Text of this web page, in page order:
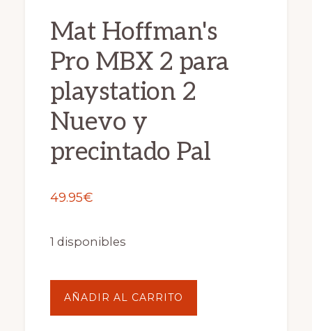
Mat Hoffman's
Pro MBX 2 para
playstation 2
Nuevo y
precintado Pal
49.95€
1 disponibles
AÑADIR AL CARRITO